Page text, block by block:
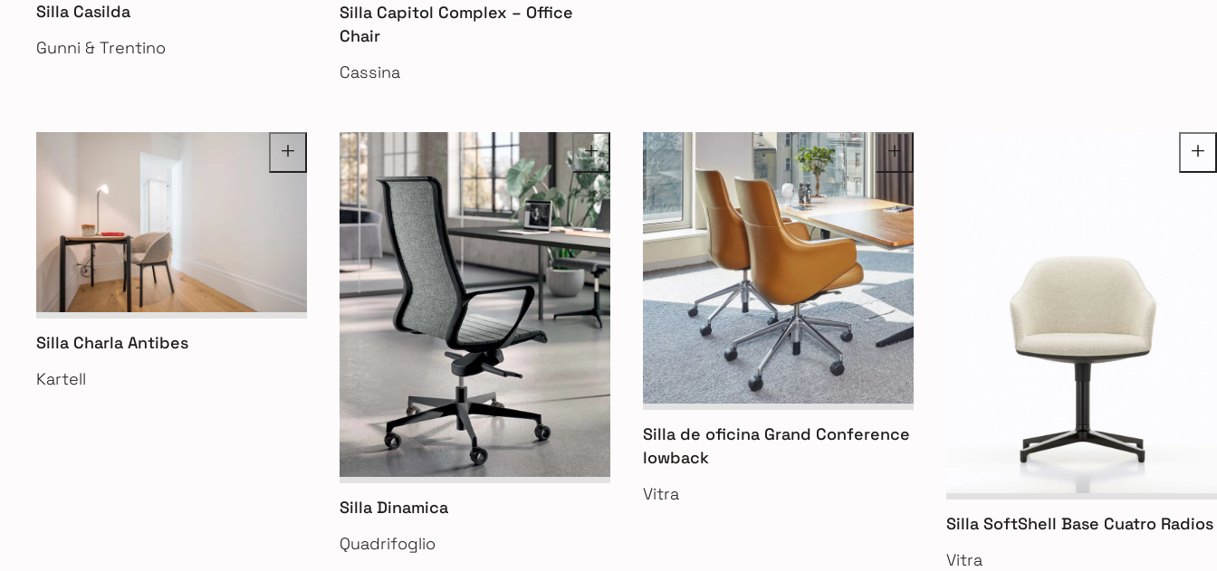
Silla Casilda
Gunni & Trentino
Silla Capitol Complex – Office
Chair
Cassina
Silla Charla Antibes
Kartell
Silla Dinamica
Quadrifoglio
Silla de oficina Grand Conference
lowback
Vitra
Silla SoftShell Base Cuatro Radios
Vitra